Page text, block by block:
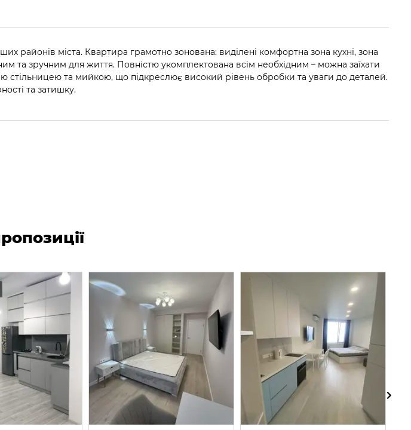
районів міста. Квартира грамотно зонована: виділені комфортна зона кухні, зона
та зручним для життя. Повністю укомплектована всім необхідним – можна заїхати
стільницею та мийкою, що підкреслює високий рівень обробки та уваги до деталей.
та затишку.